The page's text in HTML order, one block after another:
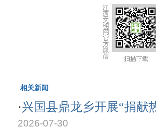
相关新闻
·兴国县鼎龙乡开展“捐献
2026-07-30